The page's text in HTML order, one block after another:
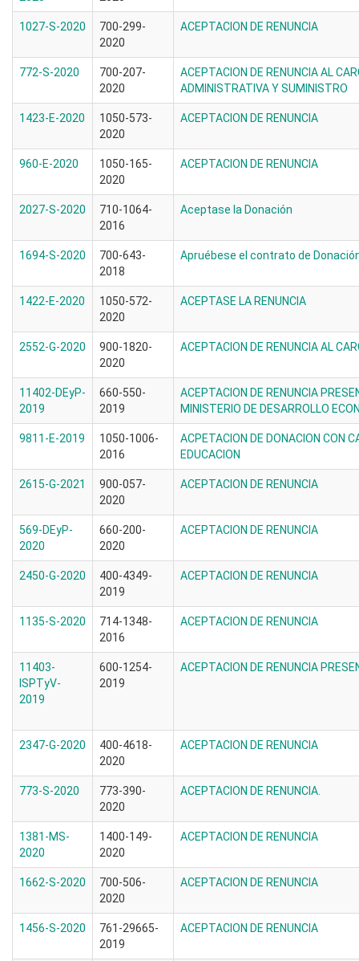
1027-S-2020
700-299-
2020
ACEPTACION DE RENUNCIA
772-S-2020
700-207-
2020
ACEPTACION DE RENUNCIA AL
ADMINISTRATIVA Y SUMINISTRO
1423-E-2020
1050-573-
2020
ACEPTACION DE RENUNCIA
960-E-2020
1050-165-
2020
ACEPTACION DE RENUNCIA
2027-S-2020
710-1064-
2016
Aceptase la Donación
1694-S-2020
700-643-
2018
Apruébese el contrato de
1422-E-2020
1050-572-
2020
ACEPTASE LA RENUNCIA
2552-G-2020
900-1820-
2020
ACEPTACION DE RENUNCIA AL
11402-DEyP-
2019
660-550-
2019
ACEPTACION DE RENUNCIA
MINISTERIO DE DESARROLLO
9811-E-2019
1050-1006-
2016
ACPETACION DE DONACION CON
EDUCACION
2615-G-2021
900-057-
2020
ACEPTACION DE RENUNCIA
569-DEyP-
2020
660-200-
2020
ACEPTACION DE RENUNCIA
2450-G-2020
400-4349-
2019
ACEPTACION DE RENUNCIA
1135-S-2020
714-1348-
2016
ACEPTACION DE RENUNCIA
11403-
ISPTyV-
2019
600-1254-
2019
ACEPTACION DE RENUNCIA
2347-G-2020
400-4618-
2020
ACEPTACION DE RENUNCIA
773-S-2020
773-390-
2020
ACEPTACION DE RENUNCIA.
1381-MS-
2020
1400-149-
2020
ACEPTACION DE RENUNCIA
1662-S-2020
700-506-
2020
ACEPTACION DE RENUNCIA
1456-S-2020
761-29665-
2019
ACEPTACION DE RENUNCIA